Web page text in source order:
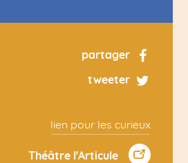
partager
tweeter
lien pour les curieux
Théâtre l'Articule